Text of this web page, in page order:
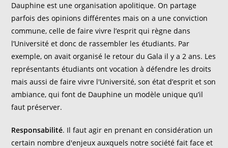
Dauphine est une organisation apolitique. On partage
parfois des opinions différentes mais on a une conviction
commune, celle de faire vivre l’esprit qui règne dans
l’Université et donc de rassembler les étudiants. Par
exemple, on avait organisé le retour du Gala il y a 2 ans. Les
représentants étudiants ont vocation à défendre les droits
mais aussi de faire vivre l'Université, son état d’esprit et son
ambiance, qui font de Dauphine un modèle unique qu’il
faut préserver.
Responsabilité. Il faut agir en prenant en considération un
certain nombre d'enjeux auxquels notre société fait face et